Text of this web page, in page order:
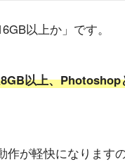
以上か」です。
以上、
作が軽快になります